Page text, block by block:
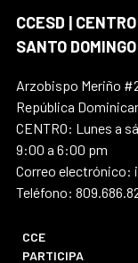
CCESD |
SANTO DOMINGO
Arzobispo Meriño
República
CENTRO: Lunes a
9:00 a 6:00 pm
Correo electrónico:
Teléfono:
CCE
PARTICIPA